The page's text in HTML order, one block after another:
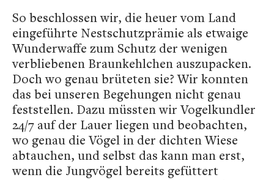
So beschlossen wir, die heuer vom Land
eingeführte Nestschutzprämie als etwaige
Wunderwaffe zum Schutz der wenigen
verbliebenen Braunkehlchen auszupacken.
Doch wo genau brüteten sie? Wir konnten
das bei unseren Begehungen nicht genau
feststellen. Dazu müssten wir Vogelkundler
24/7 auf der Lauer liegen und beobachten,
wo genau die Vögel in der dichten Wiese
abtauchen, und selbst das kann man erst,
wenn die Jungvögel bereits gefüttert